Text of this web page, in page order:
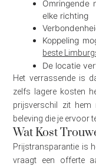
Omringende
elke richting
Koppeling
beste
De locatie
Het verrassende is
zelfs lagere kosten
prijsverschil zit
beleving die je ervoor
Wat Kost
Prijstransparantie is
vraagt een offerte